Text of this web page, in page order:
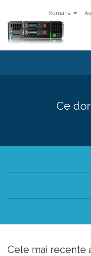
Română
Ce
Cele mai recente